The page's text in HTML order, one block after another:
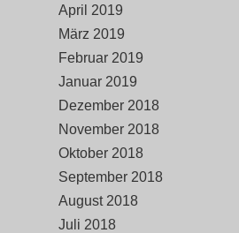
April 2019
März 2019
Februar 2019
Januar 2019
Dezember 2018
November 2018
Oktober 2018
September 2018
August 2018
Juli 2018